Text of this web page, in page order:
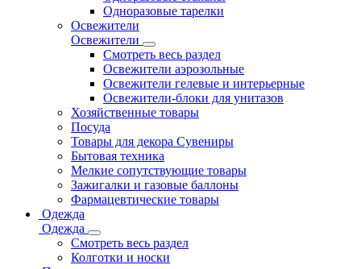
Одноразовые тарелки
Освежители
Освежители
Смотреть весь раздел
Освежители аэрозольные
Освежители гелевые и интерьерные
Освежители-блоки для унитазов
Хозяйственные товары
Посуда
Товары для декора Сувениры
Бытовая техника
Мелкие сопутствующие товары
Зажигалки и газовые баллоны
Фармацевтические товары
Одежда
Одежда
Смотреть весь раздел
Колготки и носки